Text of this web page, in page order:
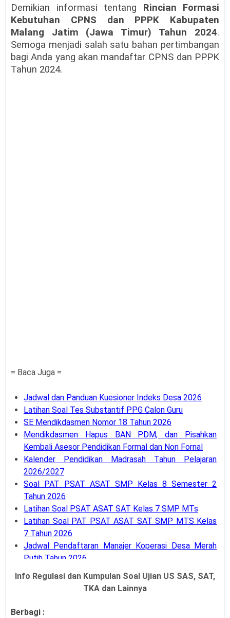
Demikian informasi tentang Rincian Formasi
Kebutuhan CPNS dan PPPK Kabupaten
Malang Jatim (Jawa Timur) Tahun 2024.
Semoga menjadi salah satu bahan pertimbangan
bagi Anda yang akan mandaftar CPNS dan PPPK
Tahun 2024.
= Baca Juga =
Jadwal dan Panduan Kuesioner Indeks Desa 2026
Latihan Soal Tes Substantif PPG Calon Guru
SE Mendikdasmen Nomor 18 Tahun 2026
Mendikdasmen Hapus BAN PDM, dan Pisahkan
Kembali Asesor Pendidikan Formal dan Non Fornal
Kalender Pendidikan Madrasah Tahun Pelajaran
2026/2027
Soal PAT PSAT ASAT SMP Kelas 8 Semester 2
Tahun 2026
Latihan Soal PSAT ASAT SAT Kelas 7 SMP MTs
Latihan Soal PAT PSAT ASAT SAT SMP MTS Kelas
7 Tahun 2026
Jadwal Pendaftaran Manajer Koperasi Desa Merah
Putih Tahun 2026
Jadwal Pendaftaran Penjaringan Calon Peserta PPG
Guru Tertentu 2026
SE Menpan RB Nomor 3 Tahun 2026 Tentang WFH
ASN Sehari dalam Seminggu
Info Regulasi dan Kumpulan Soal Ujian US SAS, SAT,
TKA dan Lainnya
Berbagi :